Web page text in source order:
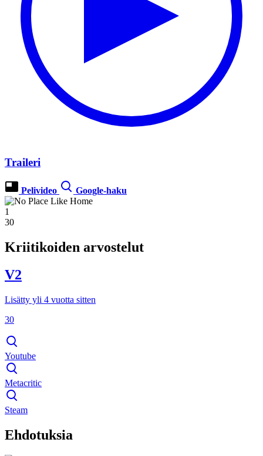
Traileri
Pelivideo Google-haku
1
30
Kriitikoiden arvostelut
V2
Lisätty yli 4 vuotta sitten
30
Youtube
Metacritic
Steam
Ehdotuksia